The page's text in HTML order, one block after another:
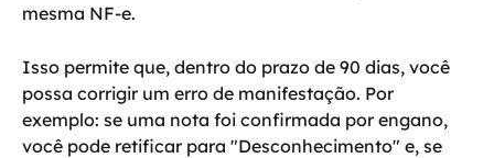
mesma NF-e.
Isso permite que, dentro do prazo de 90 dias, você
possa corrigir um erro de manifestação. Por
exemplo: se uma nota foi confirmada por engano,
você pode retificar para "Desconhecimento" e, se